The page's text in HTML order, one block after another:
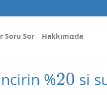
Soru Sor Hakkımızda
%20
20 si